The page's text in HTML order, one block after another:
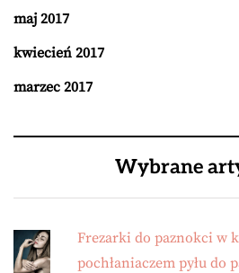
maj 2017
kwiecień 2017
marzec 2017
Wybrane
Frezarki do paznokci w
pochłaniaczem pyłu do